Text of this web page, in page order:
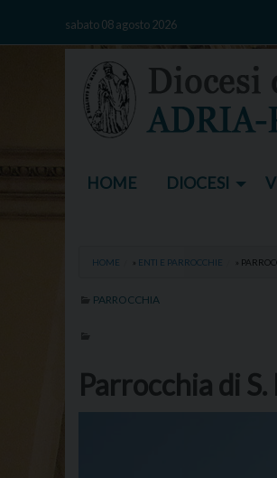
sabato 08 agosto 2026
HOME DIOCESI
HOME » ENTI E PARROCCHIE »
PARROCCHIA
Parrocchia di